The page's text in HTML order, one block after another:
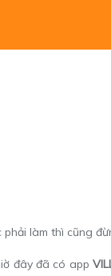
làm thì cũng
đây đã có app